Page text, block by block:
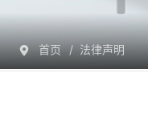
首页 法律声明